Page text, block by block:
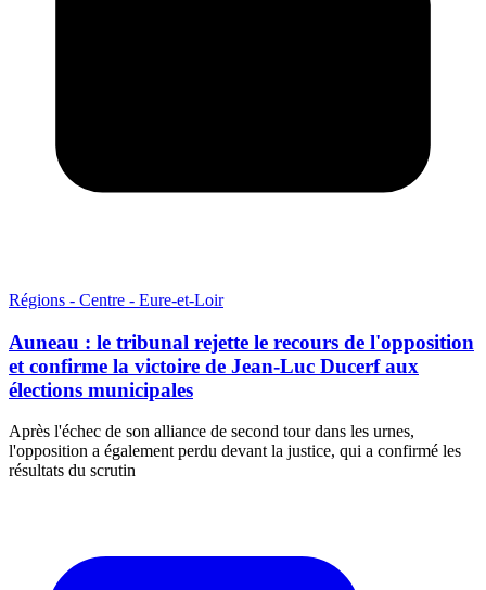
Régions - Centre - Eure-et-Loir
Auneau : le tribunal rejette le recours de l'opposition
et confirme la victoire de Jean-Luc Ducerf aux
élections municipales
Après l'échec de son alliance de second tour dans les urnes,
l'opposition a également perdu devant la justice, qui a confirmé les
résultats du scrutin